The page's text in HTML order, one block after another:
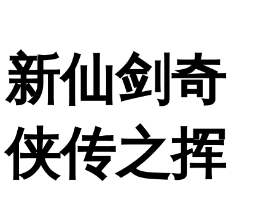
新仙剑奇
侠传之挥